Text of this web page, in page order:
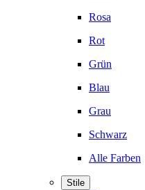
Rosa
Rot
Grün
Blau
Grau
Schwarz
Alle Farben
Stile